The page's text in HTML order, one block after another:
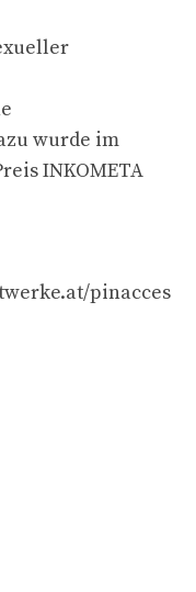
wurde im
INKOMETA
pinacces